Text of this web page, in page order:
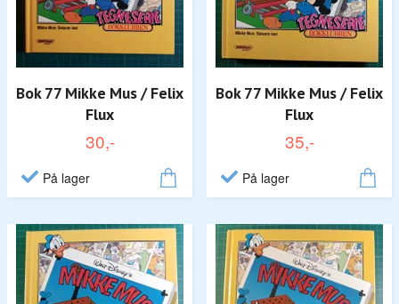
Bok 77 Mikke Mus / Felix
Flux
30,-
På lager
Bok 77 Mikke Mus / Felix
Flux
35,-
På lager